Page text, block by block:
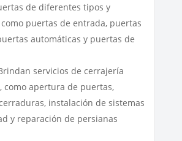
de diferentes tipos y
puertas de entrada, puertas
automáticas y puertas de
servicios de cerrajería
como apertura de puertas,
instalación de sistemas
y reparación de persianas